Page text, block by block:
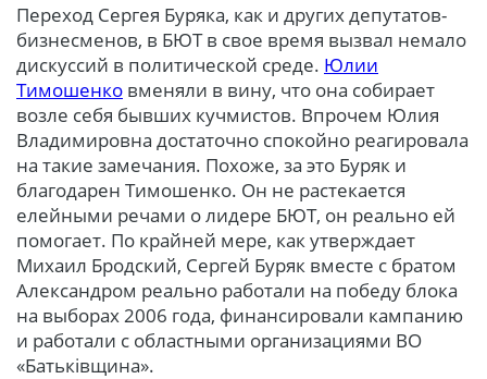
Переход Сергея Буряка, как и других депутатов-
бизнесменов, в БЮТ в свое время вызвал немало
дискуссий в политической среде. Юлии
Тимошенко вменяли в вину, что она собирает
возле себя бывших кучмистов. Впрочем Юлия
Владимировна достаточно спокойно реагировала
на такие замечания. Похоже, за это Буряк и
благодарен Тимошенко. Он не растекается
елейными речами о лидере БЮТ, он реально ей
помогает. По крайней мере, как утверждает
Михаил Бродский, Сергей Буряк вместе с братом
Александром реально работали на победу блока
на выборах 2006 года, финансировали кампанию
и работали с областными организациями ВО
«Батьківщина».